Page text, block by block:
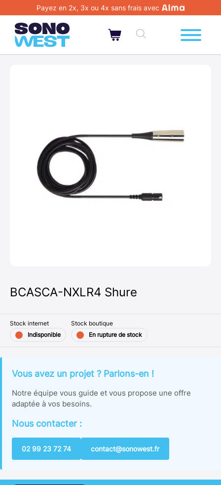
Payez en 2x, 3x ou 4x sans frais avec
BCASCA-NXLR4 Shure
Vous avez un projet ? Parlons-en !
Notre équipe vous guide et vous propose une offre
adaptée à vos besoins.
Nous contacter :
02 99 23 72 74 contact@sonowest.fr
Stock internet
Indisponible
Stock boutique
En rupture de stock